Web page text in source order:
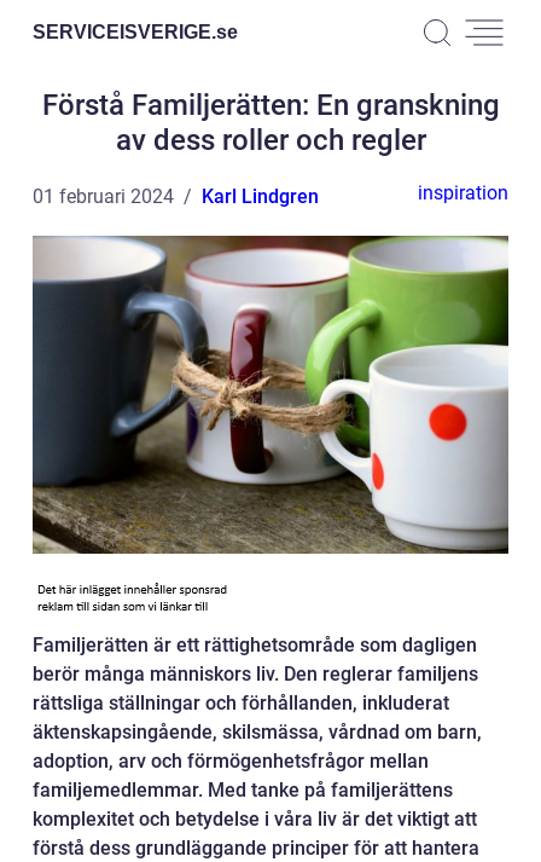
SERVICEISVERIGE.se
Förstå Familjerätten: En granskning
av dess roller och regler
01 februari 2024 Karl Lindgren inspiration
Familjerätten är ett rättighetsområde som dagligen
berör många människors liv. Den reglerar familjens
rättsliga ställningar och förhållanden, inkluderat
äktenskapsingående, skilsmässa, vårdnad om barn,
adoption, arv och förmögenhetsfrågor mellan
familjemedlemmar. Med tanke på familjerättens
komplexitet och betydelse i våra liv är det viktigt att
förstå dess grundläggande principer för att hantera